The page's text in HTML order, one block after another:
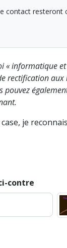
contact resteront
« informatique
rectification
pouvez
je
contre